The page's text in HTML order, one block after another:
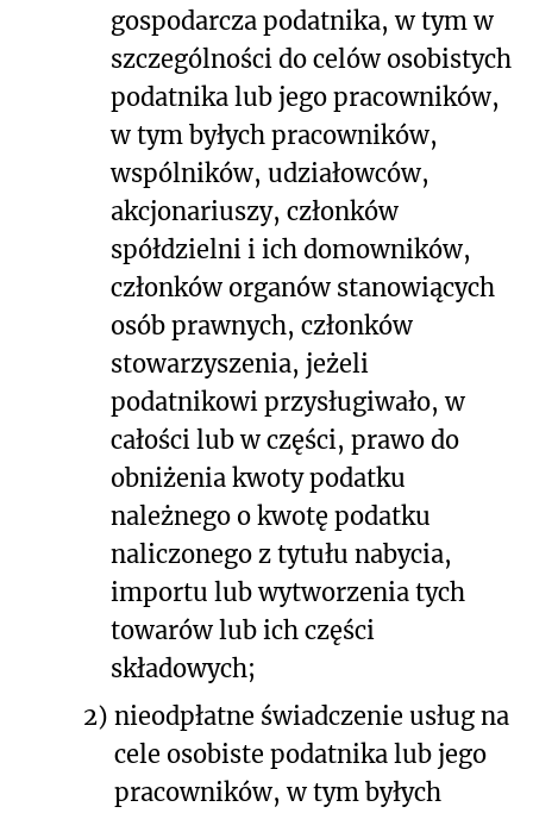
gospodarcza podatnika, w tym w
szczególności do celów osobistych
podatnika lub jego pracowników,
w tym byłych pracowników,
wspólników, udziałowców,
akcjonariuszy, członków
spółdzielni i ich domowników,
członków organów stanowiących
osób prawnych, członków
stowarzyszenia, jeżeli
podatnikowi przysługiwało, w
całości lub w części, prawo do
obniżenia kwoty podatku
należnego o kwotę podatku
naliczonego z tytułu nabycia,
importu lub wytworzenia tych
towarów lub ich części
składowych;
2) nieodpłatne świadczenie usług na
cele osobiste podatnika lub jego
pracowników, w tym byłych